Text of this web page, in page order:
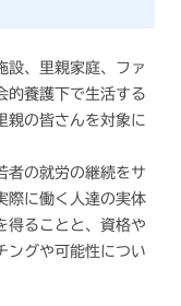
設、里親家庭、ファ
的養護下で生活する
親の皆さんを対象に
者の就労の継続をサ
際に働く人達の実体
得ることと、資格や
ングや可能性につい